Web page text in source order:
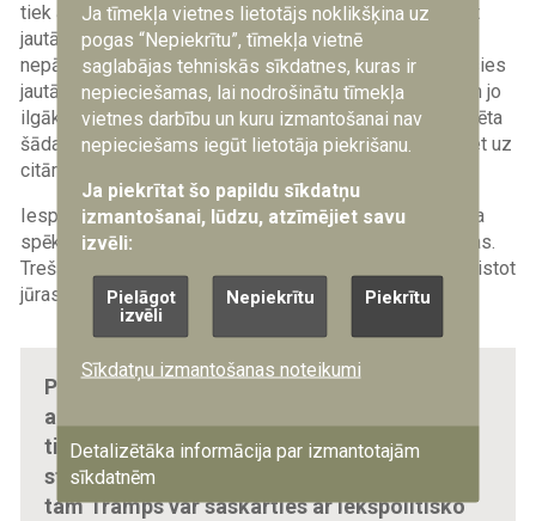
tiek apkarota narkokarteļu infrastruktūra Karību jūrā, bet
jautājums ir, cik ilgi. Ja režīms sapratīs, ka draudi
nepārvērtīsies rīcībā, situācija var sākt stagnēt un radīsies
jautājums par to, kādēļ šāda rīcībpolitika ir vajadzīga. Un jo
ilgāk Maduro režīms noturēsies, jo vairāk tiks diskreditēta
šāda pieeja, un jo lielāks būs Trampa kārdinājums pāriet uz
citām opcijām.
Iespēja Nr. 2 ir limitēta militārā spēka, galvenokārt gaisa
spēku un flotes pielietošana, bez sauszemes operācijas.
Trešā opcija ir pilna mēroga sauszemes operācija, iesaistot
jūras kājiniekus, kas šobrīd izskatās vismazāk ticama.
Primāri jau jebkāda militāra operācija ir
apšaubāma no likumības skata punkta, jo
tiks uzskatīta par vienpusēju agresiju no
starptautisko tiesību perspektīvas. Papildus
tam Tramps var saskarties ar iekšpolitisko
Ja tīmekļa vietnes lietotājs noklikšķina uz
pogas “Nepiekrītu”, tīmekļa vietnē
saglabājas tehniskās sīkdatnes, kuras ir
nepieciešamas, lai nodrošinātu tīmekļa
vietnes darbību un kuru izmantošanai nav
nepieciešams iegūt lietotāja piekrišanu.
Ja piekrītat šo papildu sīkdatņu
izmantošanai, lūdzu, atzīmējiet savu
izvēli:
Pielāgot
izvēli
Nepiekrītu Piekrītu
Sīkdatņu izmantošanas noteikumi
Detalizētāka informācija par izmantotajām
sīkdatnēm